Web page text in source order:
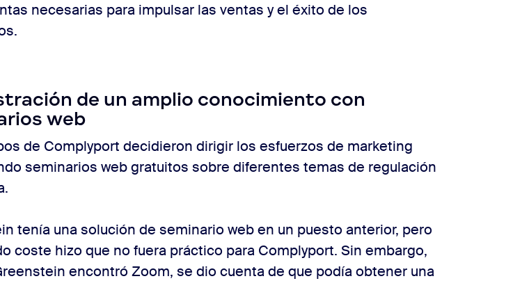
necesarias para impulsar las ventas y el éxito de los
de un amplio conocimiento con
web
de Complyport decidieron dirigir los esfuerzos de marketing
seminarios web gratuitos sobre diferentes temas de regulación
tenía una solución de seminario web en un puesto anterior, pero
coste hizo que no fuera práctico para Complyport. Sin embargo,
encontró Zoom, se dio cuenta de que podía obtener una